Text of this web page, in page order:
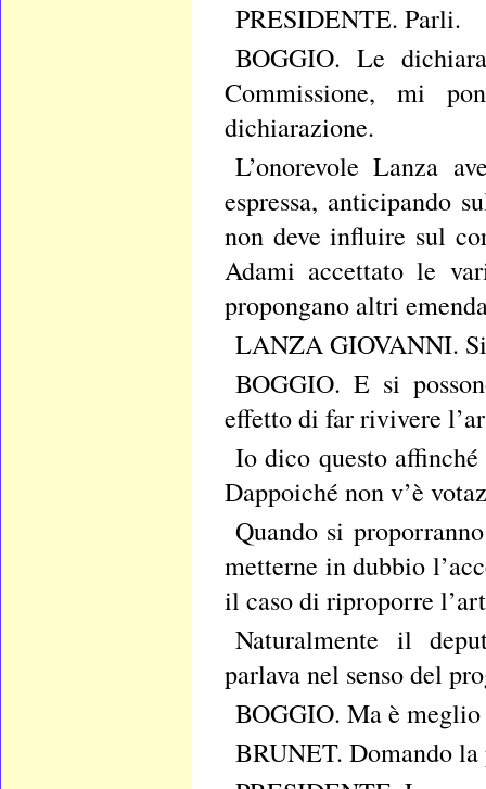
PRESIDENTE. Parli.
BOGGIO. Le
Commissione, mi
dichiarazione.
L’onorevole Lanza
espressa, anticipando
non deve influire sul
Adami accettato le
propongano altri
LANZA GIOVANNI.
BOGGIO. E si
effetto di far rivivere
Io dico questo
Dappoiché non v’è
Quando si
metterne in dubbio
il caso di riproporre
Naturalmente il
parlava nel senso del
BOGGIO. Ma è
BRUNET. Domando la